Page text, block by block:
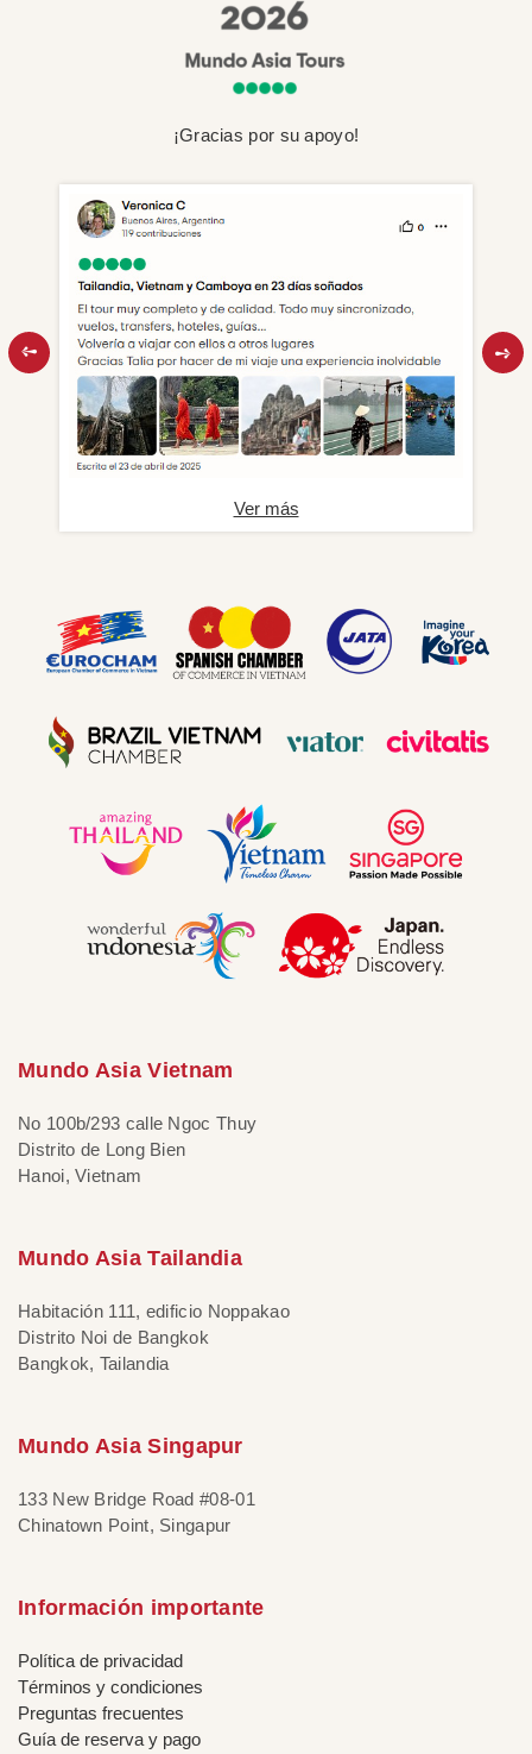
¡Gracias por su apoyo!
Ver más
Mundo Asia Vietnam
No 100b/293 calle Ngoc Thuy
Distrito de Long Bien
Hanoi, Vietnam
Mundo Asia Tailandia
Habitación 111, edificio Noppakao
Distrito Noi de Bangkok
Bangkok, Tailandia
Mundo Asia Singapur
133 New Bridge Road #08-01
Chinatown Point, Singapur
Información importante
Política de privacidad
Términos y condiciones
Preguntas frecuentes
Guía de reserva y pago